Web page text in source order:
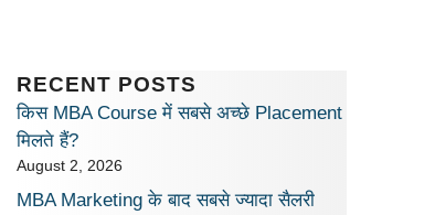
RECENT POSTS
किस MBA Course में सबसे अच्छे Placement
मिलते हैं?
August 2, 2026
MBA Marketing के बाद सबसे ज्यादा सैलरी